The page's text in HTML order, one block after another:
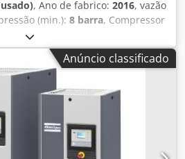
, Ano de fabrico: 2016, vazão
(min.): 8 barra, Compressor
GA 11 VSD + Credpfjytyh Hex
(inversor de frequência) Motor de
min Pressão de 13 bar Ano de
funcionamento: 9270
Anúncio classificado